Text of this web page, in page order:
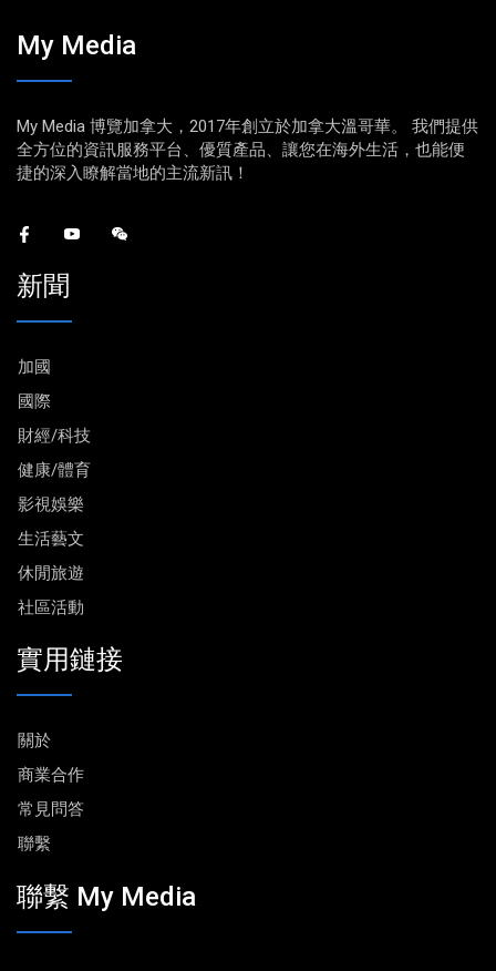
My Media
My Media 博覽加拿大，2017年創立於加拿大溫哥華。 我們提供
全方位的資訊服務平台、優質產品、讓您在海外生活，也能便
捷的深入瞭解當地的主流新訊！
新聞
加國
國際
財經/科技
健康/體育
影視娛樂
生活藝文
休閒旅遊
社區活動
實用鏈接
關於
商業合作
常見問答
聯繫
聯繫 My Media